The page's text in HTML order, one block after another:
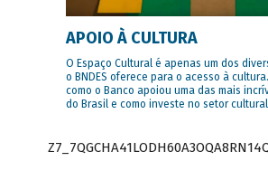
APOIO À CULTURA
O Espaço Cultural é apenas um dos
o BNDES oferece para o acesso à
como o Banco apoiou uma das mais
do Brasil e como investe no setor